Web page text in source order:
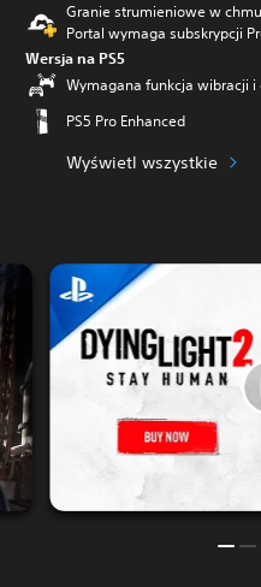
Granie strumieniowe w
Portal wymaga subskrypcji
Wersja na PS5
Wymagana funkcja wibracji i
PS5 Pro Enhanced
Wyświetl wszystkie